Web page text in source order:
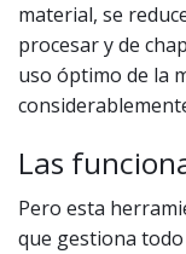
material, se
procesar y de
uso óptimo de la
Las
Pero esta
que gestiona